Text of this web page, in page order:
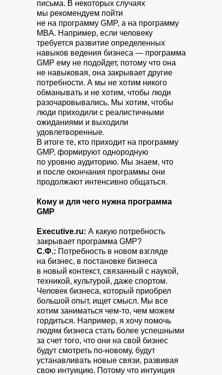
письма. В некоторых случаях
мы рекомендуем пойти
не на программу GMP, а на программу
MBA. Например, если человеку
требуется развитие определенных
навыков ведения бизнеса — программа
GMP ему не подойдет, потому что она
не навыковая, она закрывает другие
потребности. А мы не хотим никого
обманывать и не хотим, чтобы люди
разочаровывались. Мы хотим, чтобы
люди приходили с реалистичными
ожиданиями и выходили
удовлетворенные.
В итоге те, кто приходит на программу
GMP, формируют однородную
по уровню аудиторию. Мы знаем, что
и после окончания программы они
продолжают интенсивно общаться.
Кому и для чего нужна программа
GMP
Executive.ru: А какую потребность
закрывает программа GMP?
С.Ф.: Потребность в новом взгляде
на бизнес, в постановке бизнеса
в новый контекст, связанный с наукой,
техникой, культурой, даже спортом.
Человек бизнеса, который приобрел
большой опыт, ищет смысл. Мы все
хотим заниматься чем-то, чем можем
гордиться. Например, я хочу помочь
людям бизнеса стать более успешными
за счет того, что они на свой бизнес
будут смотреть по-новому, будут
устанавливать новые связи, развивая
свою интуицию. Потому что интуиция